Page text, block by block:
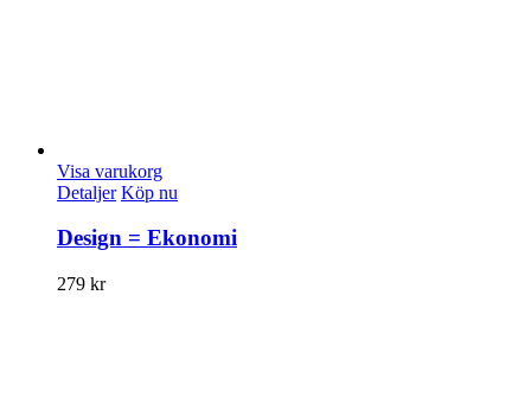
Visa varukorg
Detaljer Köp nu
Design = Ekonomi
279 kr